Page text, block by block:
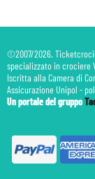
©2007/2026.
specializzato in crociere
Iscritta alla Camera di
Assicurazione Unipol -
Un portale del gruppo